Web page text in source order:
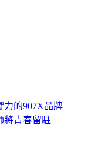
力的907X品牌
將青春留駐